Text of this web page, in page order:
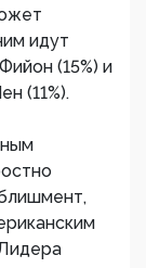
идут
(15%) и
(11%).